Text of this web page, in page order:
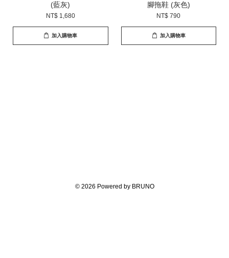
(藍灰)
NT$ 1,680
加入購物車
腳拖鞋 (灰色)
NT$ 790
加入購物車
© 2026 Powered by BRUNO